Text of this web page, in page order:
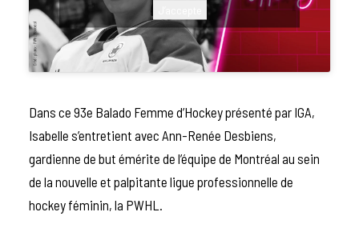
Dans ce 93e Balado Femme d’Hockey présenté par IGA,
Isabelle s’entretient avec Ann-Renée Desbiens,
gardienne de but émérite de l’équipe de Montréal au sein
de la nouvelle et palpitante ligue professionnelle de
hockey féminin, la PWHL